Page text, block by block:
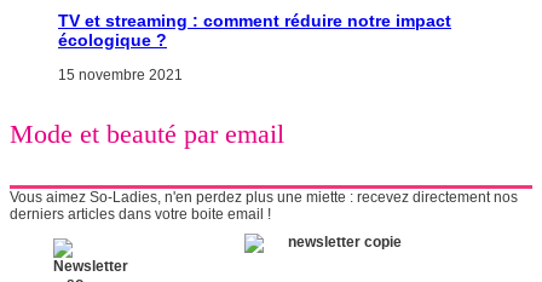
TV et streaming : comment réduire notre impact
écologique ?
15 novembre 2021
Mode et beauté par email
Vous aimez So-Ladies, n'en perdez plus une miette : recevez directement nos
derniers articles dans votre boite email !